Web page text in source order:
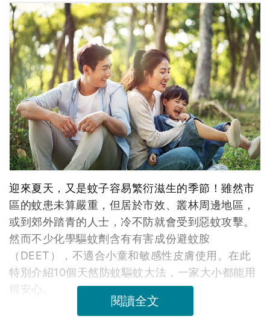
迎來夏天，又是蚊子容易繁衍滋生的季節！雖然市
區的蚊患未算嚴重，但居於市效、叢林周邊地區，
或到郊外踏青的人士，冷不防就會受到惡蚊攻擊。
然而不少化學驅蚊劑含有有害成份避蚊胺
（DEET），不適合小童和敏感性皮膚使用。在此
特別介紹10個天然防蚊驅蚊大法，一家大小都能用
得安心。
閱讀全文